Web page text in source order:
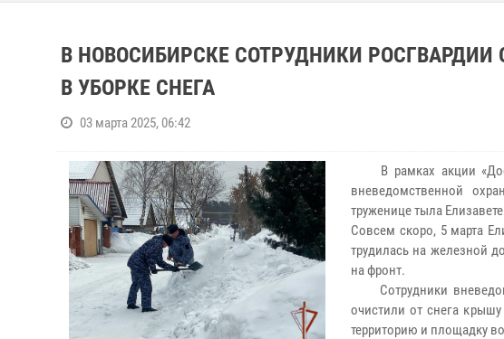
В НОВОСИБИРСКЕ СОТРУДНИКИ
В УБОРКЕ СНЕГА
03 марта 2025, 06:42
В рамках акции
вневедомственной
труженице тыла
Совсем скоро, 5 марта
трудилась на железной
на фронт.
Сотрудники
очистили от снега
территорию и площадку